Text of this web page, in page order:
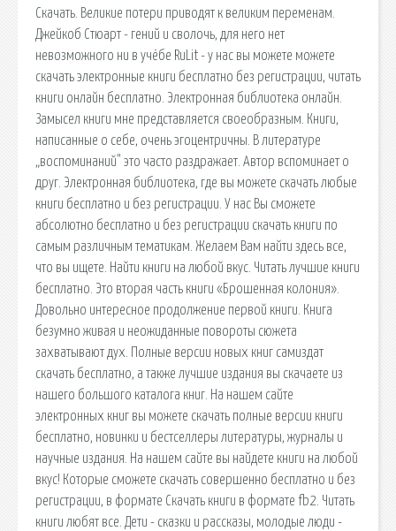
Скачать. Великие потери приводят к великим переменам.
Джейкоб Стюарт - гений и сволочь, для него нет
невозможного ни в учёбе RuLit - у нас вы можете можете
скачать электронные книги бесплатно без регистрации, читать
книги онлайн бесплатно. Электронная библиотека онлайн.
Замысел книги мне представляется своеобразным. Книги,
написанные о себе, очень эгоцентричны. В литературе
„воспоминаний" это часто раздражает. Автор вспоминает о
друг. Электронная библиотека, где вы можете скачать любые
книги бесплатно и без регистрации. У нас Вы сможете
абсолютно бесплатно и без регистрации скачать книги по
самым различным тематикам. Желаем Вам найти здесь все,
что вы ищете. Найти книги на любой вкус. Читать лучшие книги
бесплатно. Это вторая часть книги «Брошенная колония».
Довольно интересное продолжение первой книги. Книга
безумно живая и неожиданные повороты сюжета
захватывают дух. Полные версии новых книг самиздат
скачать бесплатно, а также лучшие издания вы скачаете из
нашего большого каталога книг. На нашем сайте
электронных книг вы можете скачать полные версии книги
бесплатно, новинки и бестселлеры литературы, журналы и
научные издания. На нашем сайте вы найдете книги на любой
вкус! Которые сможете скачать совершенно бесплатно и без
регистрации, в формате Скачать книги в формате fb2. Читать
книги любят все. Дети - сказки и рассказы, молодые люди -